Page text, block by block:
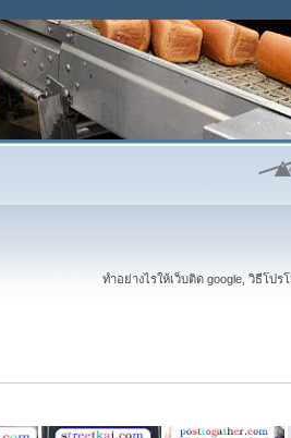
ทำอย่างไรให้เว็บติด google, วิธีโป